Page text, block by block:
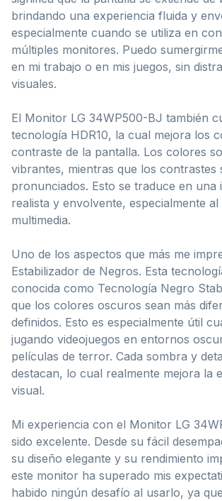
brindando una experiencia fluida y
especialmente cuando se utiliza en
múltiples monitores. Puedo
en mi trabajo o en mis juegos, sin
visuales.
El Monitor LG 34WP500-BJ también
tecnología HDR10, la cual mejora los
contraste de la pantalla. Los colores
vibrantes, mientras que los contrastes
pronunciados. Esto se traduce en una
realista y envolvente, especialmente
multimedia.
Uno de los aspectos que más me
Estabilizador de Negros. Esta
conocida como Tecnología Negro
que los colores oscuros sean más
definidos. Esto es especialmente útil
jugando videojuegos en entornos
películas de terror. Cada sombra y
destacan, lo cual realmente mejora la
visual.
Mi experiencia con el Monitor LG
sido excelente. Desde su fácil
su diseño elegante y su rendimiento
este monitor ha superado mis
habido ningún desafío al usarlo, ya